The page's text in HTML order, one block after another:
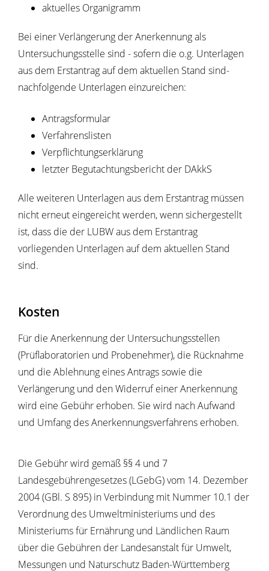
aktuelles Organigramm
Bei einer Verlängerung der Anerkennung als
Untersuchungsstelle sind - sofern die o.g. Unterlagen
aus dem Erstantrag auf dem aktuellen Stand sind-
nachfolgende Unterlagen einzureichen:
Antragsformular
Verfahrenslisten
Verpflichtungserklärung
letzter Begutachtungsbericht der DAkkS
Alle weiteren Unterlagen aus dem Erstantrag müssen
nicht erneut eingereicht werden, wenn sichergestellt
ist, dass die der LUBW aus dem Erstantrag
vorliegenden Unterlagen auf dem aktuellen Stand
sind.
Kosten
Für die Anerkennung der Untersuchungsstellen
(Prüflaboratorien und Probenehmer), die Rücknahme
und die Ablehnung eines Antrags sowie die
Verlängerung und den Widerruf einer Anerkennung
wird eine Gebühr erhoben. Sie wird nach Aufwand
und Umfang des Anerkennungsverfahrens erhoben.
Die Gebühr wird gemäß §§ 4 und 7
Landesgebührengesetzes (LGebG) vom 14. Dezember
2004 (GBl. S 895) in Verbindung mit Nummer 10.1 der
Verordnung des Umweltministeriums und des
Ministeriums für Ernährung und Ländlichen Raum
über die Gebühren der Landesanstalt für Umwelt,
Messungen und Naturschutz Baden-Württemberg